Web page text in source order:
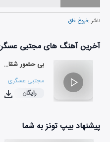
ناشر :فروغ فلق
آخرین آهنگ های مجتبی
بی حضور شقایق
مجتبی عسگری
۰۳:۰۲
رایگان
پیشنهاد بیپ تونز به شما